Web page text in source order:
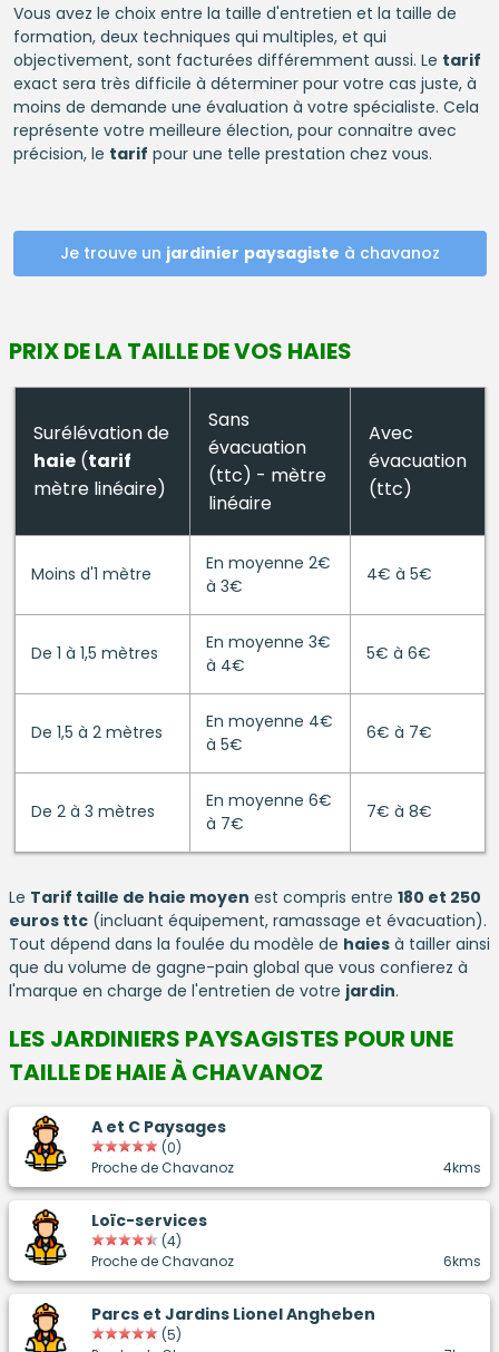
Vous avez le choix entre la taille d'entretien et la taille de
formation, deux techniques qui multiples, et qui
objectivement, sont facturées différemment aussi. Le tarif
exact sera très difficile à déterminer pour votre cas juste, à
moins de demande une évaluation à votre spécialiste. Cela
représente votre meilleure élection, pour connaitre avec
précision, le tarif pour une telle prestation chez vous.
Je trouve un jardinier paysagiste à chavanoz
PRIX DE LA TAILLE DE VOS HAIES
Surélévation de
haie(tarif
mètre linéaire)
Sans
évacuation
(ttc) - mètre
linéaire
Avec
évacuation
(ttc)
Moins d'1 mètre
En moyenne 2€
à 3€
4€ à 5€
De 1 à 1,5 mètres
En moyenne 3€
à 4€
5€ à 6€
De 1,5 à 2 mètres
En moyenne 4€
à 5€
6€ à 7€
De 2 à 3 mètres
En moyenne 6€
à 7€
7€ à 8€
Le Tarif taille de haie moyen est compris entre 180 et 250
euros ttc (incluant équipement, ramassage et évacuation).
Tout dépend dans la foulée du modèle de haies à tailler ainsi
que du volume de gagne-pain global que vous confierez à
l'marque en charge de l'entretien de votre jardin.
LES JARDINIERS PAYSAGISTES POUR UNE
TAILLE DE HAIE À CHAVANOZ
A et C Paysages
(0)
Proche de Chavanoz
4kms
Loïc-services
(4)
Proche de Chavanoz
6kms
Parcs et Jardins Lionel Angheben
(5)